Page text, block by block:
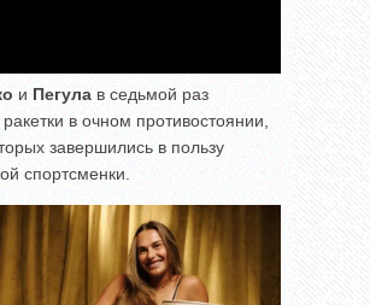
и Пегула в седьмой раз
в очном противостоянии,
завершились в пользу
спортсменки.